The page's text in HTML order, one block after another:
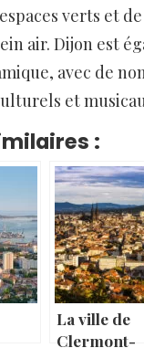
verts et
air. Dijon est
avec de
et
:
La ville de
Clermont-